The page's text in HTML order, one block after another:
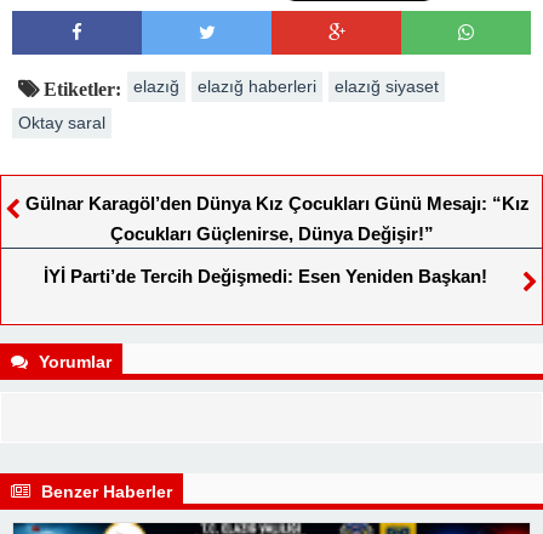
Etiketler: elazığ elazığ haberleri
elazığ siyaset
Oktay saral
Gülnar Karagöl’den Dünya Kız Çocukları Günü Mesajı: “Kız
Çocukları Güçlenirse, Dünya Değişir!”
İYİ Parti’de Tercih Değişmedi: Esen Yeniden Başkan!
Yorumlar
Benzer Haberler